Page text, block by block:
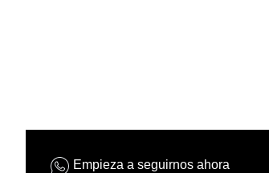
Empieza a seguirnos ahora